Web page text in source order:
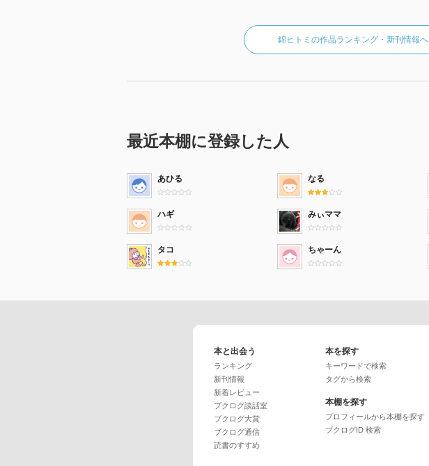
錦ヒトミの作品ランキング・新刊情報へ
最近本棚に登録した人
あひる なる
ハギ みぃママ
タコ ちゃーん
本と出会う
ランキング
新刊情報
新着レビュー
ブクログ談話室
ブクログ大賞
ブクログ通信
読書のすすめ
本を探す
キーワードで検索
タグから検索
本棚を探す
プロフィールから本棚を探す
ブクログID 検索